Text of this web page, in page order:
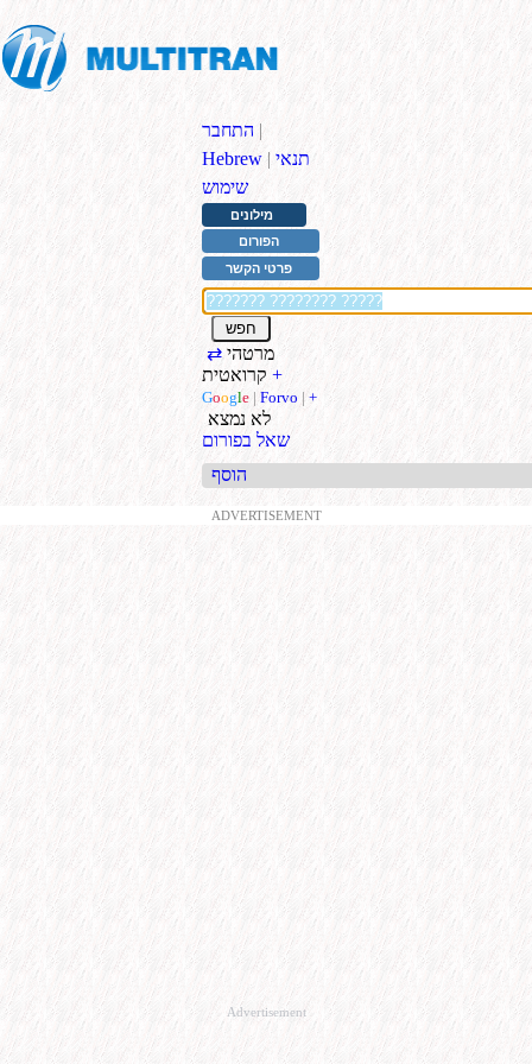
התחבר |
Hebrew | תנאי
שימוש
מילונים
הפורום
פרטי הקשר
מרטהי ⇄
+
Google | Forvo | +
לא נמצא
שאל בפורום
הוסף
ADVERTISEMENT
Advertisement